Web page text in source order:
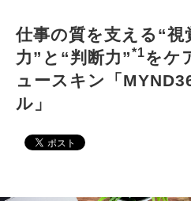
仕事の質を支える“視
力”と“判断力”*1をケ
ュースキン「
ル」